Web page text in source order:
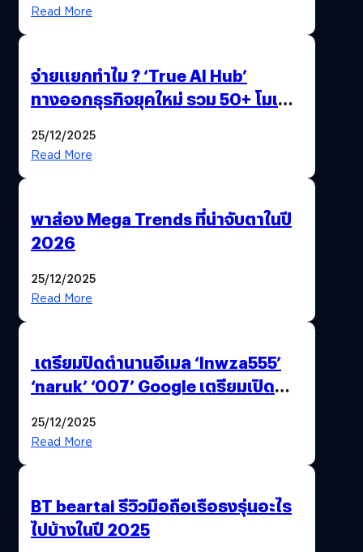
Read More
จ่ายแยกทำไม ? ‘True AI Hub’
ทางออกธุรกิจยุคใหม่ รวม 50+ โมเดล
25/12/2025
Read More
พาส่อง Mega Trends ที่น่าจับตาในปี
2026
25/12/2025
Read More
เตรียมปิดตำนานอีเมล ‘lnwza555’
‘naruk’ ‘007’ Google เตรียมเปิด
25/12/2025
Read More
BT beartai รีวิวมือถือเรือธงรุ่นอะไร
ไปบ้างในปี 2025